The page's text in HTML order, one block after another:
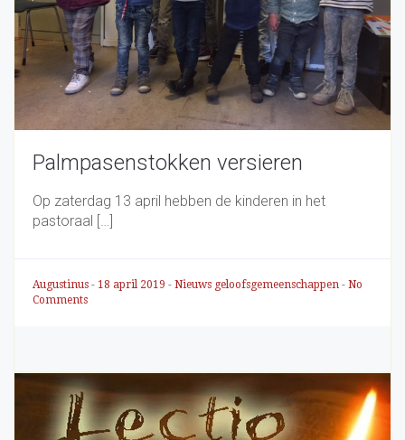
Palmpasenstokken versieren
Op zaterdag 13 april hebben de kinderen in het
pastoraal […]
Augustinus - 18 april 2019 - Nieuws geloofsgemeenschappen - No
Comments